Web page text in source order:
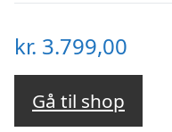
kr. 3.799,00
Gå til shop